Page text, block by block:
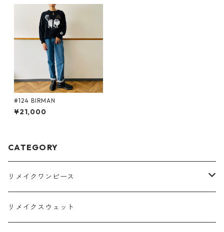
#124 BIRMAN
¥21,000
CATEGORY
リメイクワンピース
Tシャツ
リメイクスウェット